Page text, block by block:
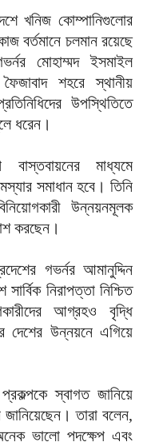
খনিজ কোম্পানিগুলোর
বর্তমানে চলমান রয়েছে
মোহাম্মদ ইসমাইল
শহরে স্থানীয়
উপস্থিতিতে
ধরেন।
মাধ্যমে
সমাধান হবে। তিনি
উন্নয়নমূলক
করছেন।
গভর্নর আমানুদ্দিন
নিরাপত্তা নিশ্চিত
আগ্রহও বৃদ্ধি
দেশের উন্নয়নে এগিয়ে
স্বাগত জানিয়ে
তারা বলেন,
ভালো পদক্ষেপ এবং